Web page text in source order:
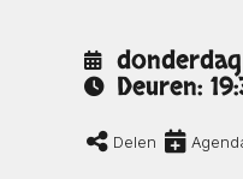
Deuren:
Delen